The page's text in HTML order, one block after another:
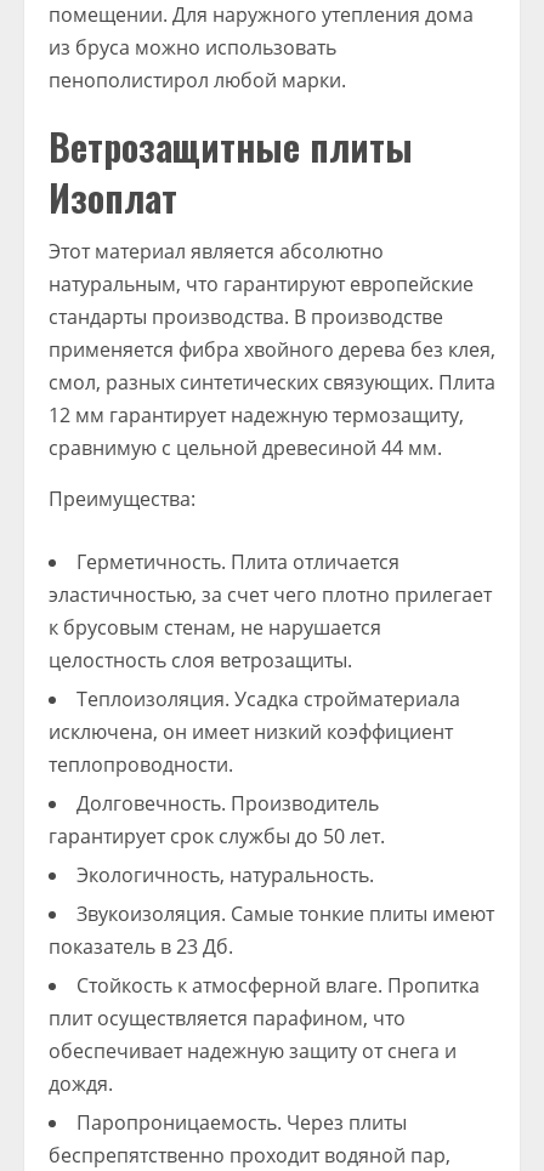
помещении. Для наружного утепления дома
из бруса можно использовать
пенополистирол любой марки.
Ветрозащитные плиты
Изоплат
Этот материал является абсолютно
натуральным, что гарантируют европейские
стандарты производства. В производстве
применяется фибра хвойного дерева без клея,
смол, разных синтетических связующих. Плита
12 мм гарантирует надежную термозащиту,
сравнимую с цельной древесиной 44 мм.
Преимущества:
Герметичность. Плита отличается
эластичностью, за счет чего плотно прилегает
к брусовым стенам, не нарушается
целостность слоя ветрозащиты.
Теплоизоляция. Усадка стройматериала
исключена, он имеет низкий коэффициент
теплопроводности.
Долговечность. Производитель
гарантирует срок службы до 50 лет.
Экологичность, натуральность.
Звукоизоляция. Самые тонкие плиты имеют
показатель в 23 Дб.
Стойкость к атмосферной влаге. Пропитка
плит осуществляется парафином, что
обеспечивает надежную защиту от снега и
дождя.
Паропроницаемость. Через плиты
беспрепятственно проходит водяной пар,